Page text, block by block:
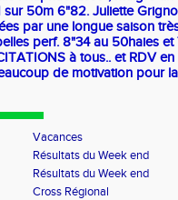
sur 50m 6"82. Juliette
par une longue saison
perf. 8"34 au 50haies
à tous.. et RDV
de motivation pour
Vacances
Résultats du Week end
Résultats du Week end
Cross Régional